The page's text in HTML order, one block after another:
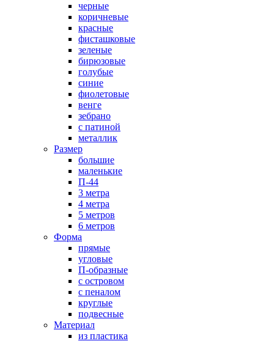
черные
коричневые
красные
фисташковые
зеленые
бирюзовые
голубые
синие
фиолетовые
венге
зебрано
с патиной
металлик
Размер
большие
маленькие
П-44
3 метра
4 метра
5 метров
6 метров
Форма
прямые
угловые
П-образные
с островом
с пеналом
круглые
подвесные
Материал
из пластика